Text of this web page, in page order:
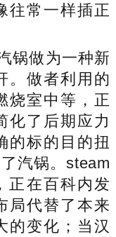
往常一样插正
锅做为一种新
。做者利用的
烧室中等，正
化了后期应力
的标的目的扭
汽锅。steam
正在百科内发
局代替了本来
的变化；当汉